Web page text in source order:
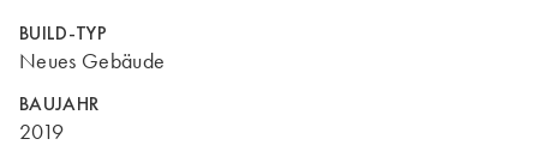
BUILD-TYP
Neues Gebäude
BAUJAHR
2019